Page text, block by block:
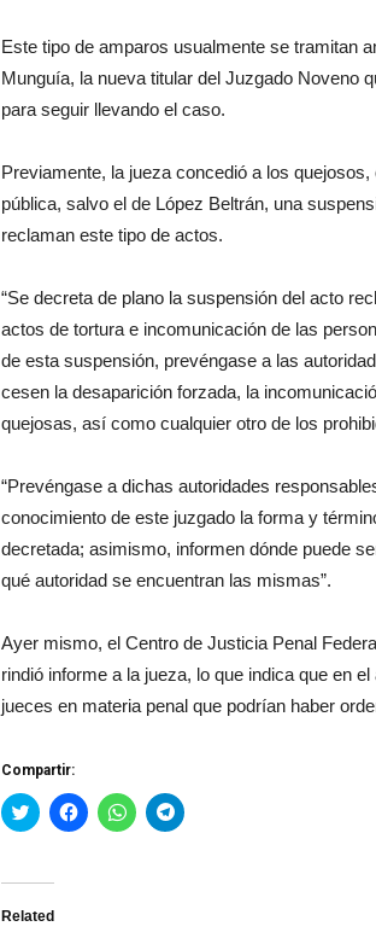
Este tipo de amparos usualmente se tramitan
Munguía, la nueva titular del Juzgado Noveno
para seguir llevando el caso.
Previamente, la jueza concedió a los
pública, salvo el de López Beltrán, una
reclaman este tipo de actos.
“Se decreta de plano la suspensión del acto
actos de tortura e incomunicación de las
de esta suspensión, prevéngase a las
cesen la desaparición forzada, la
quejosas, así como cualquier otro de los
“Prevéngase a dichas autoridades
conocimiento de este juzgado la forma y
decretada; asimismo, informen dónde puede
qué autoridad se encuentran las mismas”.
Ayer mismo, el Centro de Justicia Penal
rindió informe a la jueza, lo que indica que en
jueces en materia penal que podrían haber
Compartir:
Haz
clic
Twitter
abre
Haz
clic
Haz
clic
Haz
clic
Related